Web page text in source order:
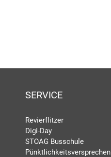
SERVICE
Revierflitzer
Digi-Day
STOAG Busschule
Pünktlichkeitsversprechen